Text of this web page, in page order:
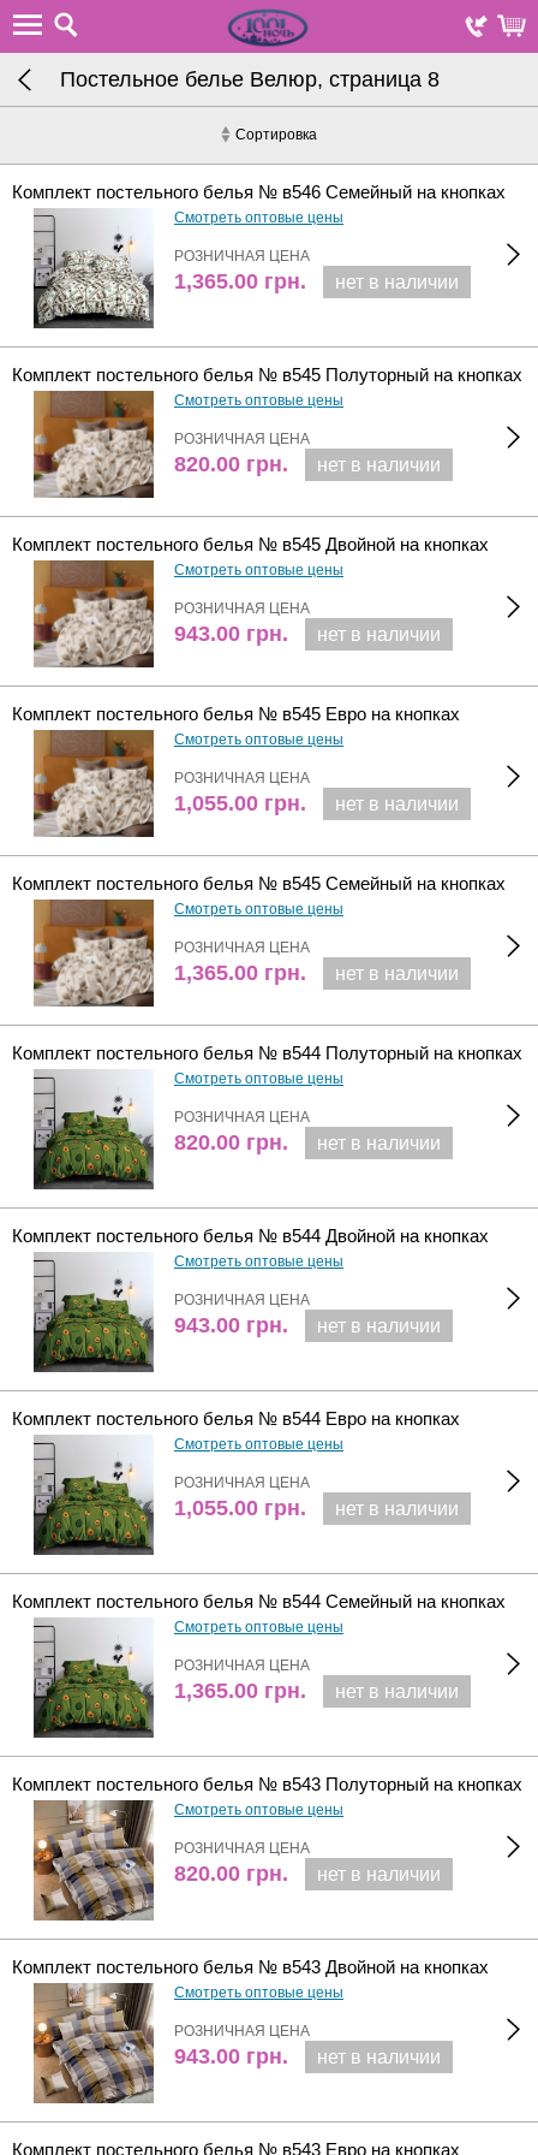
Постельное белье Велюр, страница 8
Сортировка
Комплект постельного белья № в546 Семейный на кнопках
Смотреть оптовые цены
РОЗНИЧНАЯ ЦЕНА
1,365.00 грн. нет в наличии
Комплект постельного белья № в545 Полуторный на кнопках
Смотреть оптовые цены
РОЗНИЧНАЯ ЦЕНА
820.00 грн. нет в наличии
Комплект постельного белья № в545 Двойной на кнопках
Смотреть оптовые цены
РОЗНИЧНАЯ ЦЕНА
943.00 грн. нет в наличии
Комплект постельного белья № в545 Евро на кнопках
Смотреть оптовые цены
РОЗНИЧНАЯ ЦЕНА
1,055.00 грн. нет в наличии
Комплект постельного белья № в545 Семейный на кнопках
Смотреть оптовые цены
РОЗНИЧНАЯ ЦЕНА
1,365.00 грн. нет в наличии
Комплект постельного белья № в544 Полуторный на кнопках
Смотреть оптовые цены
РОЗНИЧНАЯ ЦЕНА
820.00 грн. нет в наличии
Комплект постельного белья № в544 Двойной на кнопках
Смотреть оптовые цены
РОЗНИЧНАЯ ЦЕНА
943.00 грн. нет в наличии
Комплект постельного белья № в544 Евро на кнопках
Смотреть оптовые цены
РОЗНИЧНАЯ ЦЕНА
1,055.00 грн. нет в наличии
Комплект постельного белья № в544 Семейный на кнопках
Смотреть оптовые цены
РОЗНИЧНАЯ ЦЕНА
1,365.00 грн. нет в наличии
Комплект постельного белья № в543 Полуторный на кнопках
Смотреть оптовые цены
РОЗНИЧНАЯ ЦЕНА
820.00 грн. нет в наличии
Комплект постельного белья № в543 Двойной на кнопках
Смотреть оптовые цены
РОЗНИЧНАЯ ЦЕНА
943.00 грн. нет в наличии
Комплект постельного белья № в543 Евро на кнопках